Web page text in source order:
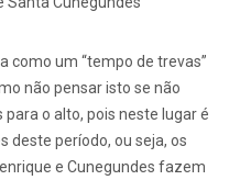
como um “tempo de trevas”
não pensar isto se não
o alto, pois neste lugar é
deste período, ou seja, os
e Cunegundes fazem